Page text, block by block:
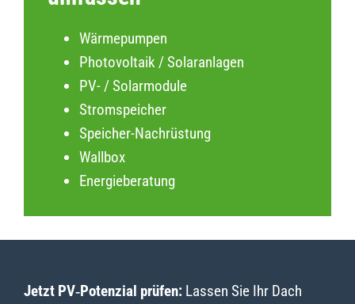
Wärmepumpen
Photovoltaik / Solaranlagen
PV- / Solarmodule
Stromspeicher
Speicher-Nachrüstung
Wallbox
Energieberatung
Jetzt PV‑Potenzial prüfen:Lassen Sie Ihr Dach